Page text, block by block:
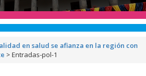
en salud se afianza en la región con
> Entradas-pol-1